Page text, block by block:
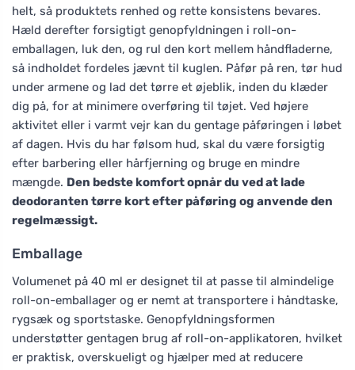
helt, så produktets renhed og rette konsistens bevares.
Hæld derefter forsigtigt genopfyldningen i roll-on-
emballagen, luk den, og rul den kort mellem håndfladerne,
så indholdet fordeles jævnt til kuglen. Påfør på ren, tør hud
under armene og lad det tørre et øjeblik, inden du klæder
dig på, for at minimere overføring til tøjet. Ved højere
aktivitet eller i varmt vejr kan du gentage påføringen i løbet
af dagen. Hvis du har følsom hud, skal du være forsigtig
efter barbering eller hårfjerning og bruge en mindre
mængde. Den bedste komfort opnår du ved at lade
deodoranten tørre kort efter påføring og anvende den
regelmæssigt.
Emballage
Volumenet på 40 ml er designet til at passe til almindelige
roll-on-emballager og er nemt at transportere i håndtaske,
rygsæk og sportstaske. Genopfyldningsformen
understøtter gentagen brug af roll-on-applikatoren, hvilket
er praktisk, overskueligt og hjælper med at reducere